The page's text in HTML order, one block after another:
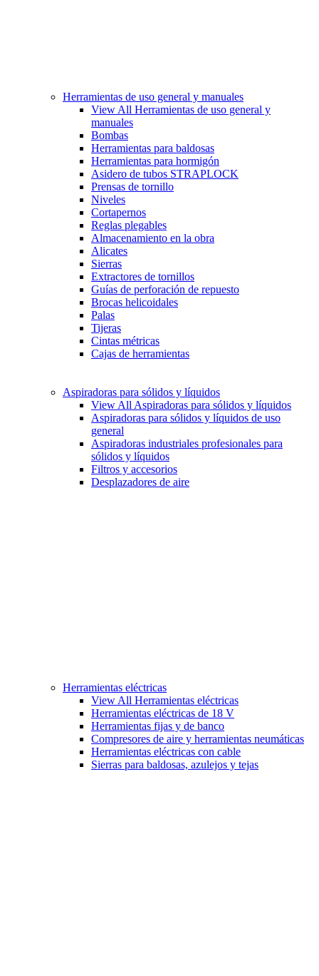
Herramientas de uso general y manuales
View All Herramientas de uso general y
manuales
Bombas
Herramientas para baldosas
Herramientas para hormigón
Asidero de tubos STRAPLOCK
Prensas de tornillo
Niveles
Cortapernos
Reglas plegables
Almacenamiento en la obra
Alicates
Sierras
Extractores de tornillos
Guías de perforación de repuesto
Brocas helicoidales
Palas
Tijeras
Cintas métricas
Cajas de herramientas
Aspiradoras para sólidos y líquidos
View All Aspiradoras para sólidos y líquidos
Aspiradoras para sólidos y líquidos de uso
general
Aspiradoras industriales profesionales para
sólidos y líquidos
Filtros y accesorios
Desplazadores de aire
Herramientas eléctricas
View All Herramientas eléctricas
Herramientas eléctricas de 18 V
Herramientas fijas y de banco
Compresores de aire y herramientas neumáticas
Herramientas eléctricas con cable
Sierras para baldosas, azulejos y tejas